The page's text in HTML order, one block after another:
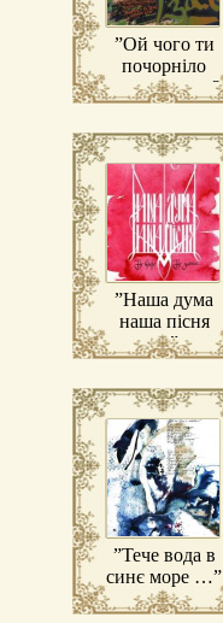
”Ой чого ти
почорніло
зеленеє поле?
…”
”Наша дума
наша пісня
…”
”Тече вода в
синє море …”